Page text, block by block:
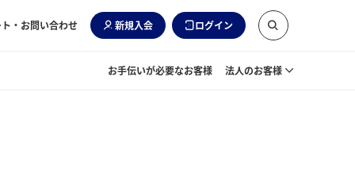
・お問い合わせ 新規入会 ログイン
お手伝いが必要なお客様 法人のお客様